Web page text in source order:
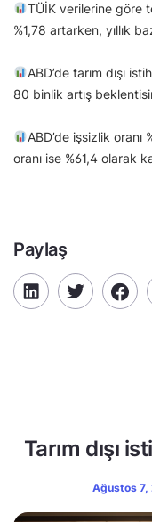
TÜİK verilerine göre
%1,78 artarken, yıllık
ABD’de tarım dışı
80 binlik artış
ABD’de işsizlik oranı
oranı ise %61,4 olarak
Paylaş
Tarım dışı
Ağustos 7,